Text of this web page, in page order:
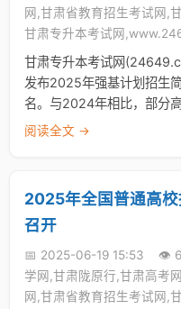
网,甘肃省教育招生考试网,
甘肃专升本考试网
甘肃专升本考试网
发布2025年强基计划招生
名。与2024年相比，部分
阅读全文 →
2025年全国普通高
召开
📅 2025-06-19 15:53 👁️
学网,甘肃陇原行,甘肃高考
网,甘肃省教育招生考试网,